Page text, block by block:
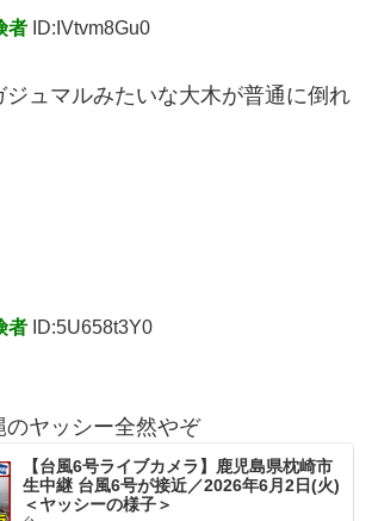
者 ID:IVtvm8Gu0
ジュマルみたいな大木が普通に倒れ
者 ID:5U658t3Y0
のヤッシー全然やぞ
【台風6号ライブカメラ】鹿児島県枕崎市
生中継 台風6号が接近／2026年6月2日(火)
＜ヤッシーの様子＞